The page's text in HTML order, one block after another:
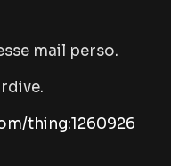
mail perso.
thing:1260926